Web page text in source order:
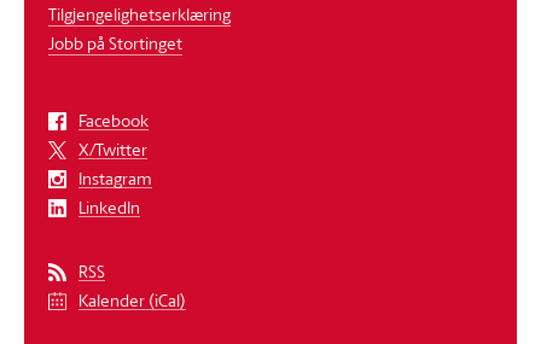
Tilgjengelighetserklæring
Jobb på Stortinget
Facebook
X/Twitter
Instagram
LinkedIn
RSS
Kalender (iCal)